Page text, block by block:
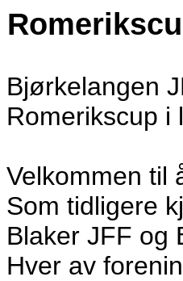
Bjørkelangen
Romerikscup i
Velkommen til
Som tidligere
Blaker JFF og
Hver av